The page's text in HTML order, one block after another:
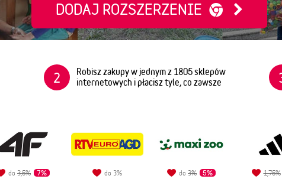
DODAJ ROZSZERZENIE
2
Robisz zakupy w jednym z 1805 sklepów
internetowych i płacisz tyle, co zawsze
do 3,5% 7% do 3% do 3% 5% 1,75%